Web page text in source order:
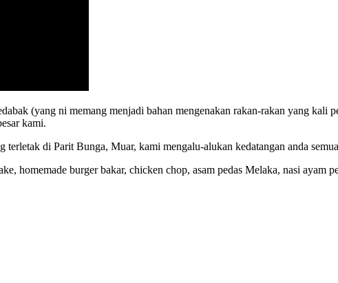
(yang ni memang menjadi bahan mengenakan rakan-rakan yang kali
kami.
di Parit Bunga, Muar, kami mengalu-alukan kedatangan anda
homemade burger bakar, chicken chop, asam pedas Melaka, nasi ayam